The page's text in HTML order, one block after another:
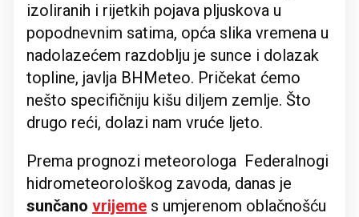
izoliranih i rijetkih pojava pljuskova u
popodnevnim satima, opća slika vremena u
nadolazećem razdoblju je sunce i dolazak
topline, javlja BHMeteo. Pričekat ćemo
nešto specifičniju kišu diljem zemlje. Što
drugo reći, dolazi nam vruće ljeto.
Prema prognozi meteorologa Federalnogi
hidrometeorološkog zavoda, danas je
sunčano vrijeme s umjerenom oblačnošću